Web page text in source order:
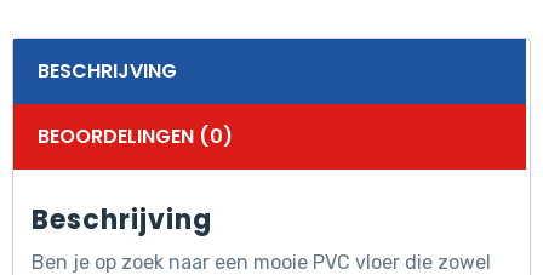
BESCHRIJVING
BEOORDELINGEN (0)
Beschrijving
Ben je op zoek naar een mooie PVC vloer die zowel